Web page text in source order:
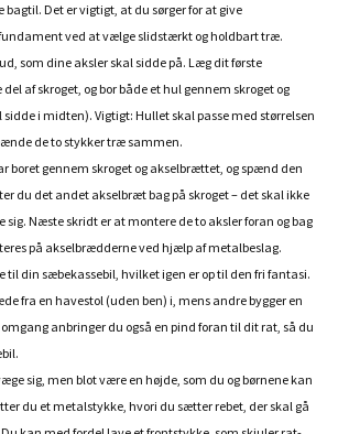
bagtil. Det er vigtigt, at du sørger for at give
ved at vælge slidstærkt og holdbart træ.
som dine aksler skal sidde på. Læg dit første
af skroget, og bor både et hul gennem skroget og
i midten). Vigtigt: Hullet skal passe med størrelsen
de to stykker træ sammen.
boret gennem skroget og akselbrættet, og spænd den
du det andet akselbræt bag på skroget – det skal ikke
sig. Næste skridt er at montere de to aksler foran og bag
på akselbrædderne ved hjælp af metalbeslag.
til din sæbekassebil, hvilket igen er op til den fri fantasi.
fra en havestol (uden ben) i, mens andre bygger en
anbringer du også en pind foran til dit rat, så du
sig, men blot være en højde, som du og børnene kan
du et metalstykke, hvori du sætter rebet, der skal gå